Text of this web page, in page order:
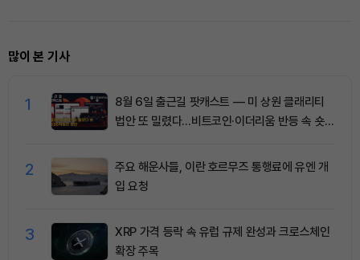
많이 본 기사
1
8월 6일 출근길 팟캐스트 — 미 상원 클래리티
법안 또 밀렸다…비트코인·이더리움 반등 속 숏
2
주요 해운사들, 이란 호르무즈 통행료에 유엔 개
입 요청
3
XRP 가격 등락 속 유럽 규제 완성과 크로스체인
확장 주목